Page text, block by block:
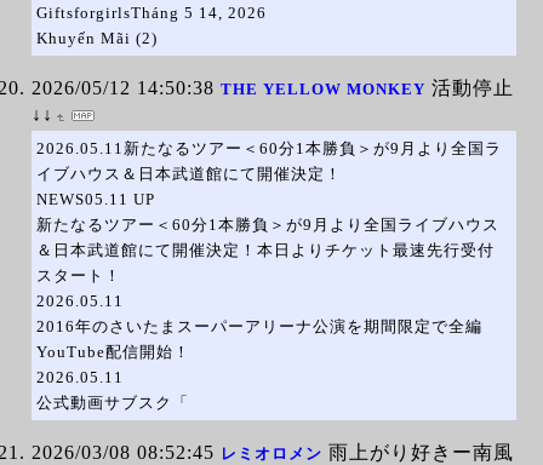
GiftsforgirlsTháng 5 14, 2026
Khuyến Mãi (2)
2026/05/12 14:50:38 THE YELLOW MONKEY 活動停止
↓↓
2026.05.11新たなるツアー＜60分1本勝負＞が9月より全国ラ
イブハウス＆日本武道館にて開催決定！
NEWS05.11 UP
新たなるツアー＜60分1本勝負＞が9月より全国ライブハウス
＆日本武道館にて開催決定！本日よりチケット最速先行受付
スタート！
2026.05.11
2016年のさいたまスーパーアリーナ公演を期間限定で全編
YouTube配信開始！
2026.05.11
公式動画サブスク「
2026/03/08 08:52:45 レミオロメン 雨上がり好きー南風